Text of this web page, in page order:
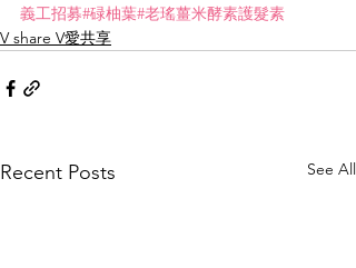
義工招募#碌柚葉#老瑤薑米酵素護髮素
V share V愛共享
Recent Posts See All